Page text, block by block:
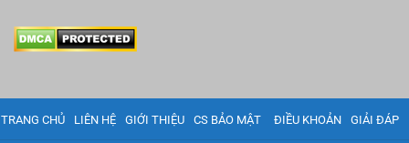
TRANG CHỦ LIÊN HỆ GIỚI THIỆU CS BẢO MẬT ĐIỀU KHOẢN GIẢI ĐÁP